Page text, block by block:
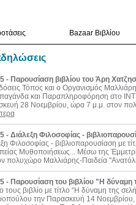
Bazaar Βιβλίου
- Παρουσίαση βιβλίου του Άρη
Τόπος και ο Οργανισμός
και Παραπληροφόρηση στο
28 Νοεμβρίου, ώρα 7 μ.μ. στον
- Διάλεξη Φιλοσοφίας -
Φιλοσοφίας - βιβλιοπαρουσίαση με
Μυθοποιήσεως... Μέσω της
πολυχώρο Μαλλιάρης-Παιδεία
- Παρουσίαση του βιβλίου "Η δύναμη
τους βιβλίο με τίτλο “Η δύναμη της
την Παρασκευή 14